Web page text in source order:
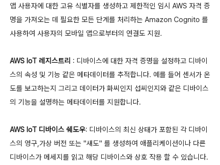
앱 사용자에 대한 고유 식별자를 생성하고 제한적인 임시 AWS 자격 증
명을 가져오는 데 필요한 모든 단계를 처리하는 Amazon Cognito 를
사용하여 사용자의 모바일 앱으로부터의 연결도 지원.
AWS IoT 레지스트리 : 디바이스에 대한 자격 증명을 설정하고 디바이
스의 속성 및 기능 같은 메타데이터를 추적합니다. 예를 들어 센서가 온
도를 보고하는지 그리고 데이터가 화씨인지 섭씨인지와 같은 디바이스
의 기능을 설명하는 메타데이터를 지원합니다.
AWS IoT 디바이스 쉐도우: 디바이스의 최신 상태가 포함된 각 디바이
스의 영구,가상 버전 또는 "섀도" 를 생성하여 애플리케이션이나 다른
디바이스가 메세지를 읽고 해당 디바이스와 상호 작용 할 수 있습니다.